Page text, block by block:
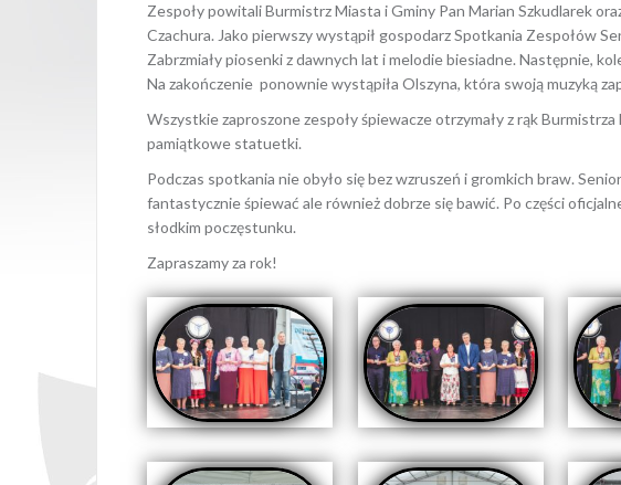
Zespoły powitali Burmistrz Miasta i Gminy Pan Marian Szkudlarek
Czachura. Jako pierwszy wystąpił gospodarz Spotkania Zespołów
Zabrzmiały piosenki z dawnych lat i melodie biesiadne. Następnie,
Na zakończenie ponownie wystąpiła Olszyna, która swoją muzyką
Wszystkie zaproszone zespoły śpiewacze otrzymały z rąk
pamiątkowe statuetki.
Podczas spotkania nie obyło się bez wzruszeń i gromkich braw.
fantastycznie śpiewać ale również dobrze się bawić. Po części
słodkim poczęstunku.
Zapraszamy za rok!